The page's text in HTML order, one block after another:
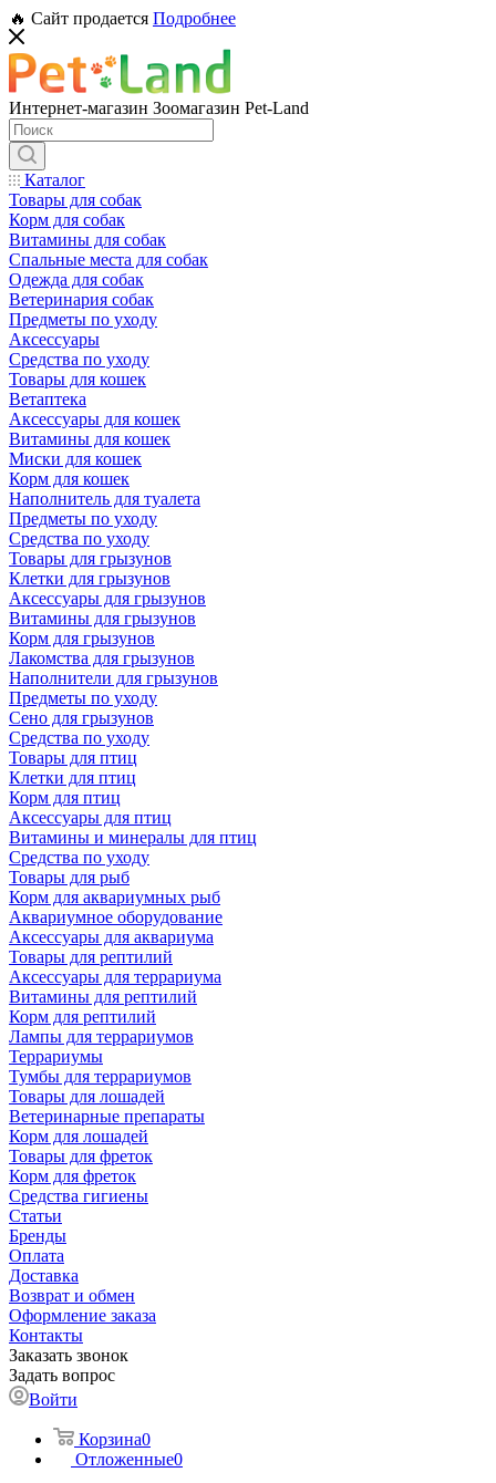
🔥 Сайт продается Подробнее
Интернет-магазин Зоомагазин Pet-Land
Каталог
Товары для собак
Корм для собак
Витамины для собак
Спальные места для собак
Одежда для собак
Ветеринария собак
Предметы по уходу
Аксессуары
Средства по уходу
Товары для кошек
Ветаптека
Аксессуары для кошек
Витамины для кошек
Миски для кошек
Корм для кошек
Наполнитель для туалета
Предметы по уходу
Средства по уходу
Товары для грызунов
Клетки для грызунов
Аксессуары для грызунов
Витамины для грызунов
Корм для грызунов
Лакомства для грызунов
Наполнители для грызунов
Предметы по уходу
Сено для грызунов
Средства по уходу
Товары для птиц
Клетки для птиц
Корм для птиц
Аксессуары для птиц
Витамины и минералы для птиц
Средства по уходу
Товары для рыб
Корм для аквариумных рыб
Аквариумное оборудование
Аксессуары для аквариума
Товары для рептилий
Аксессуары для террариума
Витамины для рептилий
Корм для рептилий
Лампы для террариумов
Террариумы
Тумбы для террариумов
Товары для лошадей
Ветеринарные препараты
Корм для лошадей
Товары для фреток
Корм для фреток
Средства гигиены
Статьи
Бренды
Оплата
Доставка
Возврат и обмен
Оформление заказа
Контакты
Заказать звонок
Задать вопрос
Войти
Корзина0
Отложенные0